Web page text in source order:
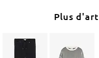
Plus